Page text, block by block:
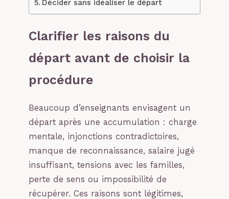
Décider sans idéaliser le départ
Clarifier les raisons du
départ avant de choisir la
procédure
Beaucoup d’enseignants envisagent un
départ après une accumulation : charge
mentale, injonctions contradictoires,
manque de reconnaissance, salaire jugé
insuffisant, tensions avec les familles,
perte de sens ou impossibilité de
récupérer. Ces raisons sont légitimes,